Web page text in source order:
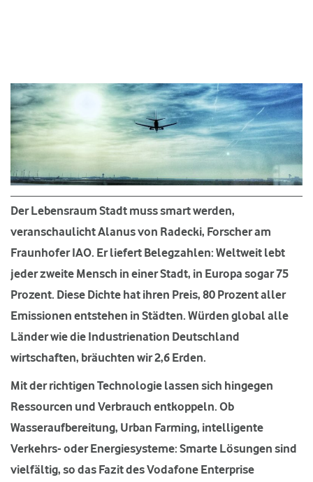
Der Lebensraum Stadt muss smart werden,
veranschaulicht Alanus von Radecki, Forscher am
Fraunhofer IAO. Er liefert Belegzahlen: Weltweit lebt
jeder zweite Mensch in einer Stadt, in Europa sogar 75
Prozent. Diese Dichte hat ihren Preis, 80 Prozent aller
Emissionen entstehen in Städten. Würden global alle
Länder wie die Industrienation Deutschland
wirtschaften, bräuchten wir 2,6 Erden.
Mit der richtigen Technologie lassen sich hingegen
Ressourcen und Verbrauch entkoppeln. Ob
Wasseraufbereitung, Urban Farming, intelligente
Verkehrs- oder Energiesysteme: Smarte Lösungen sind
vielfältig, so das Fazit des Vodafone Enterprise